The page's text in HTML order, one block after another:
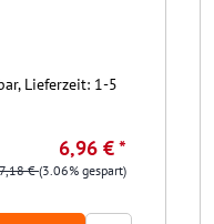
Lieferzeit: 1-5
6,96 € *
7,18 €(3.06% gespart)